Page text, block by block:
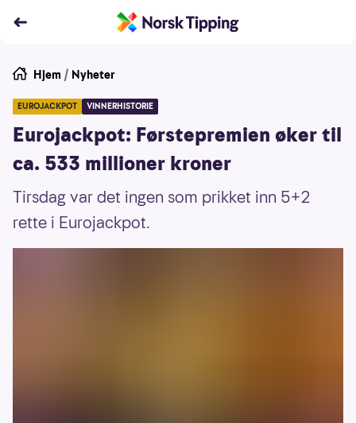
Hjem / Nyheter
EUROJACKPOT VINNERHISTORIE
Eurojackpot: Førstepremien øker til
ca. 533 millioner kroner
Tirsdag var det ingen som prikket inn 5+2
rette i Eurojackpot.